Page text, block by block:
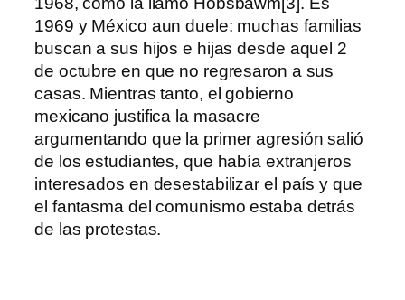
1969 y México aun duele: muchas familias
buscan a sus hijos e hijas desde aquel 2
de octubre en que no regresaron a sus
casas. Mientras tanto, el gobierno
mexicano justifica la masacre
argumentando que la primer agresión salió
de los estudiantes, que había extranjeros
interesados en desestabilizar el país y que
el fantasma del comunismo estaba detrás
de las protestas.